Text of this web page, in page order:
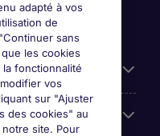
adapté à vos
de
sans
les cookies
fonctionnalité
vos
sur "Ajuster
des cookies" au
site. Pour